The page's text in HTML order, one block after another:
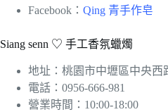
Facebook： Qing 青手作皂
Siang senn ♡ 手工香氛蠟燭
地址：桃園市中壢區中央西
電話：0956-666-981
營業時間：10:00-18:00